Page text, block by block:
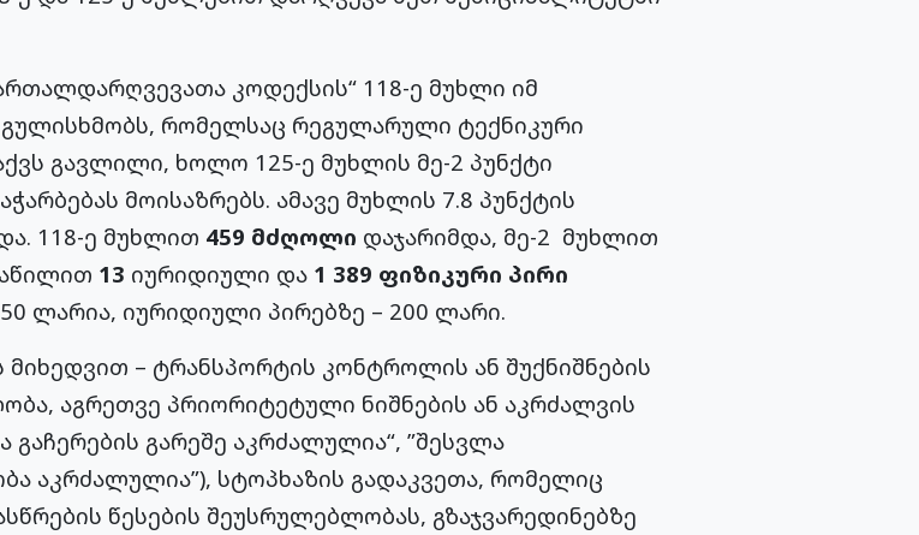
კოდექსის“ 118-ე მუხლი იმ
რომელსაც რეგულარული ტექნიკური
გავლილი, ხოლო 125-ე მუხლის მე-2 პუნქტი
მოისაზრებს. ამავე მუხლის 7.8 პუნქტის
118-ე მუხლით 459 მძღოლი დაჯარიმდა, მე-2 მუხლით
13 იურიდიული და 1 389 ფიზიკური პირი
ლარია, იურიდიული პირებზე – 200 ლარი.
მიხედვით – ტრანსპორტის კონტროლის ან შუქნიშნების
აგრეთვე პრიორიტეტული ნიშნების ან აკრძალვის
გაჩერების გარეშე აკრძალულია“, ”შესვლა
აკრძალულია”), სტოპხაზის გადაკვეთა, რომელიც
წესების შეუსრულებლობას, გზაჯვარედინებზე